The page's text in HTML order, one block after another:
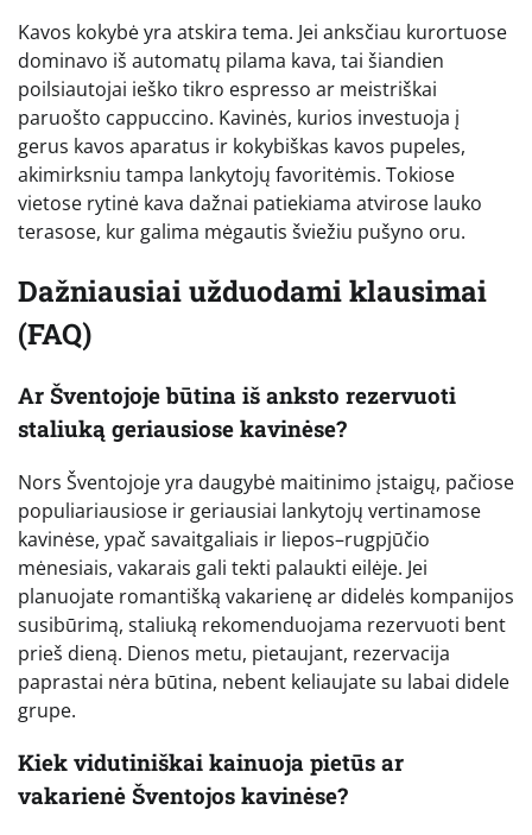
Kavos kokybė yra atskira tema. Jei anksčiau kurortuose
dominavo iš automatų pilama kava, tai šiandien
poilsiautojai ieško tikro espresso ar meistriškai
paruošto cappuccino. Kavinės, kurios investuoja į
gerus kavos aparatus ir kokybiškas kavos pupeles,
akimirksniu tampa lankytojų favoritėmis. Tokiose
vietose rytinė kava dažnai patiekiama atvirose lauko
terasose, kur galima mėgautis šviežiu pušyno oru.
Dažniausiai užduodami klausimai
(FAQ)
Ar Šventojoje būtina iš anksto rezervuoti
staliuką geriausiose kavinėse?
Nors Šventojoje yra daugybė maitinimo įstaigų, pačiose
populiariausiose ir geriausiai lankytojų vertinamose
kavinėse, ypač savaitgaliais ir liepos–rugpjūčio
mėnesiais, vakarais gali tekti palaukti eilėje. Jei
planuojate romantišką vakarienę ar didelės kompanijos
susibūrimą, staliuką rekomenduojama rezervuoti bent
prieš dieną. Dienos metu, pietaujant, rezervacija
paprastai nėra būtina, nebent keliaujate su labai didele
grupe.
Kiek vidutiniškai kainuoja pietūs ar
vakarienė Šventojos kavinėse?